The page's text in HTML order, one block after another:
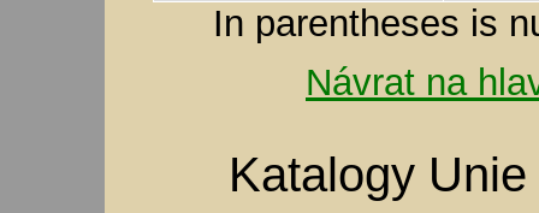
In parentheses is
Návrat na
Katalogy